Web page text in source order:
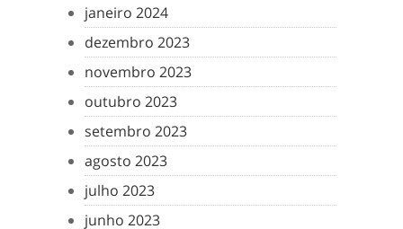
janeiro 2024
dezembro 2023
novembro 2023
outubro 2023
setembro 2023
agosto 2023
julho 2023
junho 2023